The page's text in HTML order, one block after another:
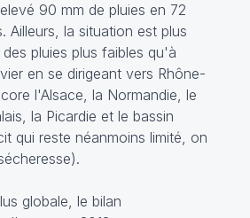
90 mm de pluies en 72
Ailleurs, la situation est plus
pluies plus faibles qu'à
en se dirigeant vers Rhône-
l'Alsace, la Normandie, le
la Picardie et le bassin
qui reste néanmoins limité, on
globale, le bilan